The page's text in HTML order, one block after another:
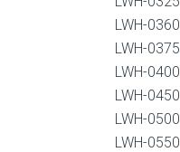
LWH-0360
LWH-0375
LWH-0400
LWH-0450
LWH-0500
LWH-0550